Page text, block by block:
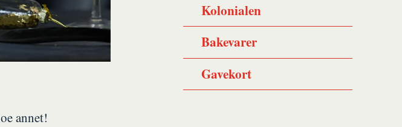
annet!
Kolonialen
Bakevarer
Gavekort